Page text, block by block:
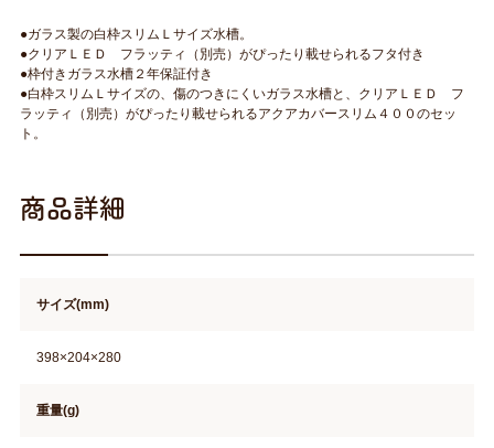
●ガラス製の白枠スリムＬサイズ水槽。
●クリアＬＥＤ フラッティ（別売）がぴったり載せられるフタ付き
●枠付きガラス水槽２年保証付き
●白枠スリムＬサイズの、傷のつきにくいガラス水槽と、クリアＬＥＤ フ
ラッティ（別売）がぴったり載せられるアクアカバースリム４００のセッ
ト。
商品詳細
サイズ(mm)
398×204×280
重量(g)